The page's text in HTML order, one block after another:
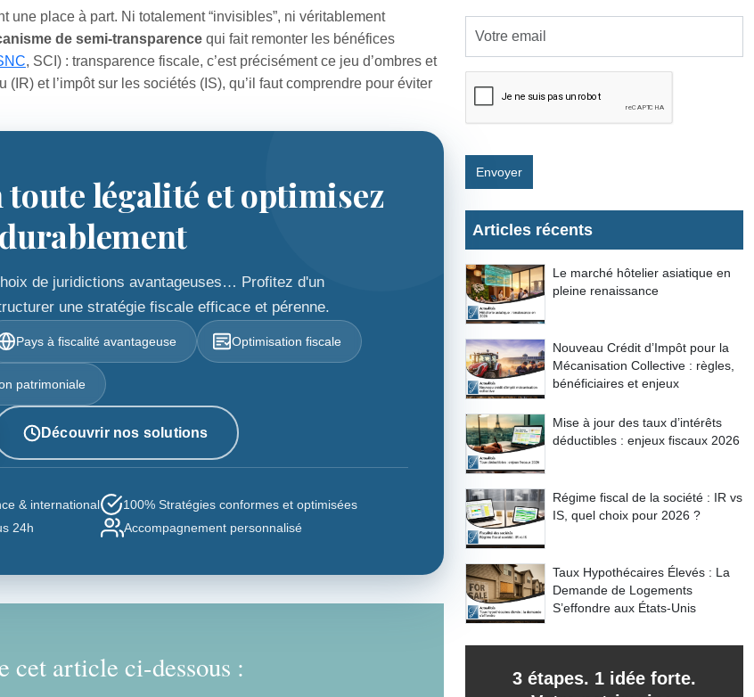
une place à part. Ni totalement “invisibles”, ni véritablement
de semi‑transparence qui fait remonter les bénéfices
, SCI) : transparence fiscale, c’est précisément ce jeu d’ombres et
et l’impôt sur les sociétés (IS), qu’il faut comprendre pour éviter
légalité et optimisez
de juridictions avantageuses… Profitez d'un
une stratégie fiscale efficace et pérenne.
Pays à fiscalité avantageuse Optimisation fiscale
patrimoniale
Découvrir nos solutions
& international
100% Stratégies conformes et optimisées
24h Accompagnement personnalisé
cet article ci-dessous :
Envoyer
Articles récents
Le marché hôtelier asiatique en
pleine renaissance
Nouveau Crédit d’Impôt pour la
Mécanisation Collective : règles,
bénéficiaires et enjeux
Mise à jour des taux d’intérêts
déductibles : enjeux fiscaux 2026
Régime fiscal de la société : IR vs
IS, quel choix pour 2026 ?
Taux Hypothécaires Élevés : La
Demande de Logements
S’effondre aux États-Unis
3 étapes. 1 idée forte.